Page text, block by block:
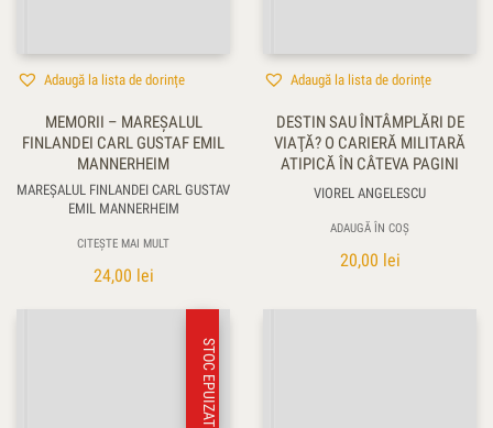
Adaugă la lista de dorințe
MEMORII – MAREŞALUL
FINLANDEI CARL GUSTAF EMIL
MANNERHEIM
MAREŞALUL FINLANDEI CARL GUSTAV
EMIL MANNERHEIM
CITEȘTE MAI MULT
24,00 lei
Adaugă la lista de dorințe
DESTIN SAU ÎNTÂMPLĂRI DE
VIAŢĂ? O CARIERĂ MILITARĂ
ATIPICĂ ÎN CÂTEVA PAGINI
VIOREL ANGELESCU
ADAUGĂ ÎN COȘ
20,00 lei
STOC EPUIZAT